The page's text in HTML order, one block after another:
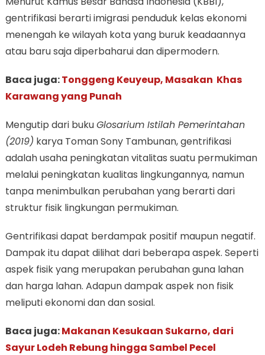
gentrifikasi berarti imigrasi penduduk kelas ekonomi
menengah ke wilayah kota yang buruk keadaannya
atau baru saja diperbaharui dan dipermodern.
Baca juga:Tonggeng Keuyeup, Masakan Khas
Karawang yang Punah
Mengutip dari bukuGlosarium Istilah Pemerintahan
(2019) karya Toman Sony Tambunan, gentrifikasi
adalah usaha peningkatan vitalitas suatu permukiman
melalui peningkatan kualitas lingkungannya, namun
tanpa menimbulkan perubahan yang berarti dari
struktur fisik lingkungan permukiman.
Gentrifikasi dapat berdampak positif maupun negatif.
Dampak itu dapat dilihat dari beberapa aspek. Seperti
aspek fisik yang merupakan perubahan guna lahan
dan harga lahan. Adapun dampak aspek non fisik
meliputi ekonomi dan dan sosial.
Baca juga:Makanan Kesukaan Sukarno, dari
Sayur Lodeh Rebung hingga Sambel Pecel